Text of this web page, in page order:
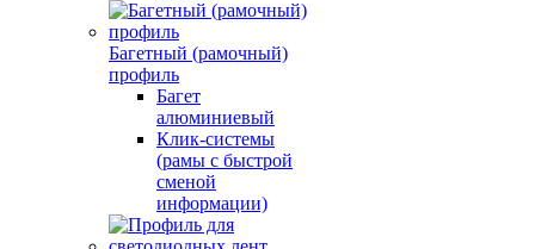
Багетный (рамочный)
профиль
Багет
алюминиевый
Клик-системы
(рамы с быстрой
сменой
информации)